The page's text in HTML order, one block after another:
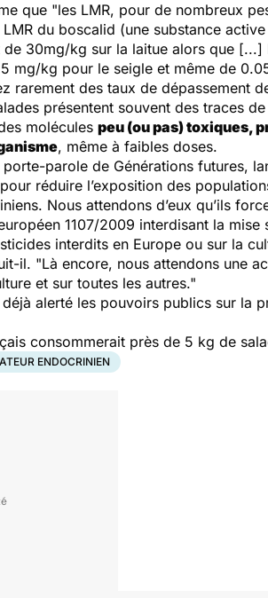
que "les LMR, pour de nombreux
du boscalid (une substance
de 30mg/kg sur la laitue alors que
mg/kg pour le seigle et même de
rarement des taux de dépassement
présentent souvent des traces
molécules peu (ou pas) toxiques,
, même à faibles doses.
parole de Générations futures,
réduire l’exposition des
Nous attendons d’eux qu’ils
1107/2009 interdisant la
interdits en Europe ou sur la
il. "Là encore, nous attendons une
et sur toutes les autres."
alerté les pouvoirs publics sur la
consommerait près de 5 kg de
ENDOCRINIEN